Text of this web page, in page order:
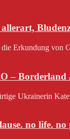
Erkundung von
– Borderland
Ukrainerin
no life.